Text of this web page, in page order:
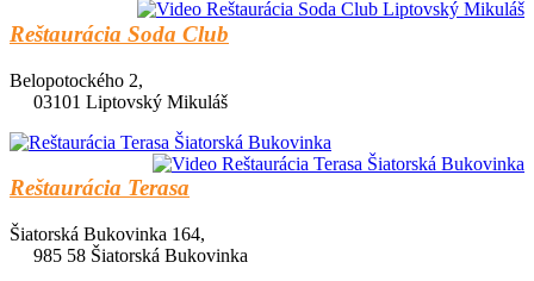
Reštaurácia Soda Club
Belopotockého 2,
03101 Liptovský Mikuláš
Reštaurácia Terasa
Šiatorská Bukovinka 164,
985 58 Šiatorská Bukovinka